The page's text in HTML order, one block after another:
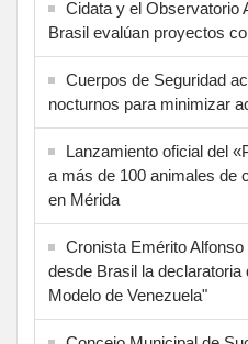
Cidata y el Observatorio
Brasil evalúan proyectos
Cuerpos de Seguridad
nocturnos para minimizar
Lanzamiento oficial del
a más de 100 animales de
en Mérida
Cronista Emérito
desde Brasil la
Modelo de Venezuela"